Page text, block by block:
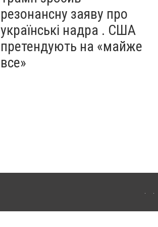
резонансну заяву про
українські надра . США
претендують на «майже
все»